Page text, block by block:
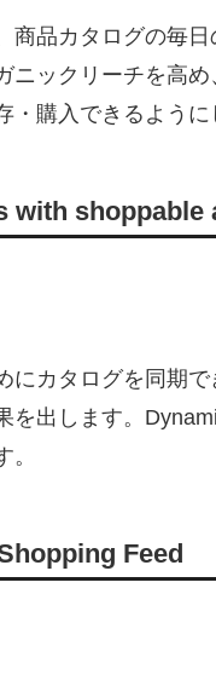
商品カタログの毎
ニックリーチを高
購入できるように
with shoppable
にカタログを同期
を出します。
Feed